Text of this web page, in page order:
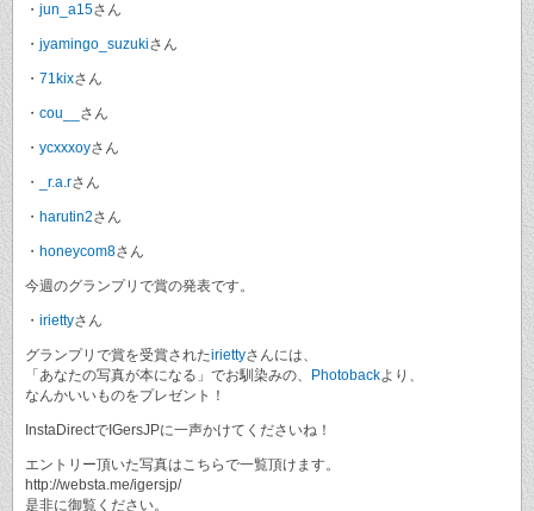
・ jun_a15さん
・ jyamingo_suzukiさん
・ 71kixさん
・ cou__ さん
・ ycxxxoyさん
・ _r.a.rさん
・ harutin2さん
・ honeycom8さん
今週のグランプリで賞の発表です。
・ iriettyさん
グランプリで賞を受賞されたiriettyさんには、
「あなたの写真が本になる」でお馴染みの、
Photobackより、
なんかいいものをプレゼント！
InstaDirectでIGersJPに一声かけてくださいね！
エントリー頂いた写真はこちらで一覧頂けます。
http://websta.me/igersjp/
是非に御覧ください。